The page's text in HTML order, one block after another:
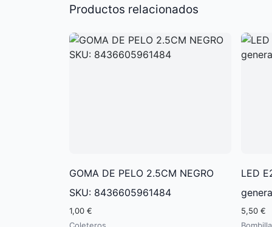
Productos relacionados
GOMA DE PELO 2.5CM NEGRO
SKU: 8436605961484
1,00 €
LED
5,50 €